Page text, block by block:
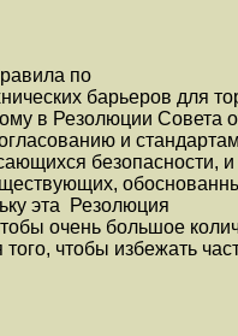
по
барьеров для
в Резолюции Совета
и
безопасности,
эта Резолюция
очень большое
чтобы избежать